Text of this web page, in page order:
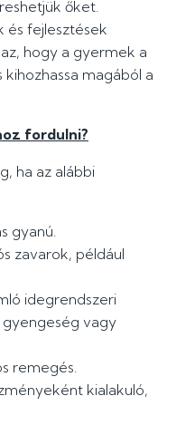
őket.
és fejlesztések
hogy a gyermek a
magából a
fordulni?
ha az alábbi
gyanú.
zavarok, például
idegrendszeri
vagy
remegés.
kialakuló,